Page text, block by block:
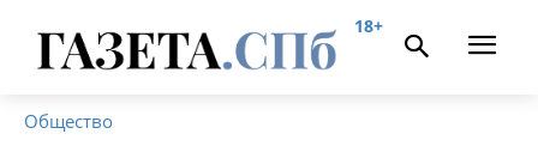
18+
Общество